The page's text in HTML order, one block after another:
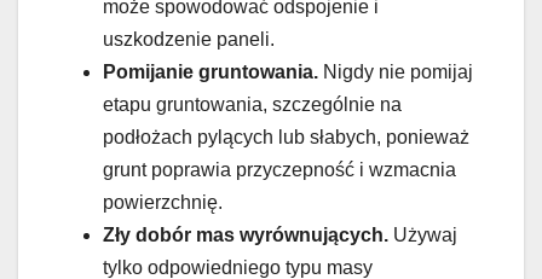
może spowodować odspojenie i
uszkodzenie paneli.
Pomijanie gruntowania. Nigdy nie pomijaj
etapu gruntowania, szczególnie na
podłożach pylących lub słabych, ponieważ
grunt poprawia przyczepność i wzmacnia
powierzchnię.
Zły dobór mas wyrównujących. Używaj
tylko odpowiedniego typu masy